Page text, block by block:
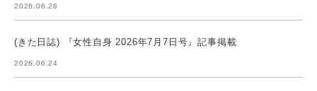
2026.06.28
(きた日誌) 『女性自身 2026年7月7日号』記事掲載
2026.06.24